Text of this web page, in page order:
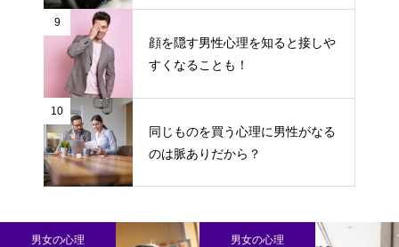
9
顔を隠す男性心理を知ると接しや
すくなることも！
10
同じものを買う心理に男性がなる
のは脈ありだから？
男女の心理 男女の心理